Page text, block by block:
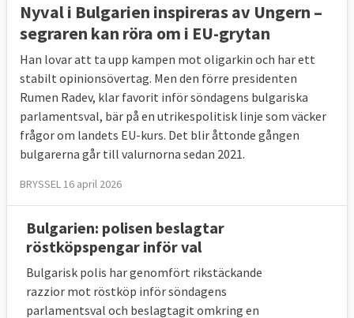
Nyval i Bulgarien inspireras av Ungern –
segraren kan röra om i EU-grytan
Han lovar att ta upp kampen mot oligarkin och har ett
stabilt opinionsövertag. Men den förre presidenten
Rumen Radev, klar favorit inför söndagens bulgariska
parlamentsval, bär på en utrikespolitisk linje som väcker
frågor om landets EU-kurs. Det blir åttonde gången
bulgarerna går till valurnorna sedan 2021.
BRYSSEL 16 april 2026
Bulgarien: polisen beslagtar
röstköpspengar inför val
Bulgarisk polis har genomfört rikstäckande
razzior mot röstköp inför söndagens
parlamentsval och beslagtagit omkring en